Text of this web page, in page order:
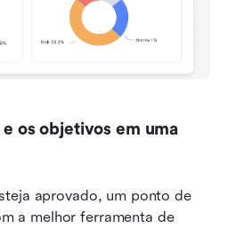
os objetivos em uma
aprovado, um ponto de
a melhor ferramenta de